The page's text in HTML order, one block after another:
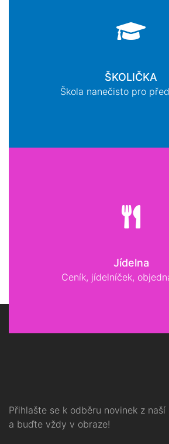
ŠKOLIČKA
Škola nanečisto pro
Jídelna
Ceník, jídelníček,
Přihlašte se k odběru novinek z naší
a buďte vždy v obraze!